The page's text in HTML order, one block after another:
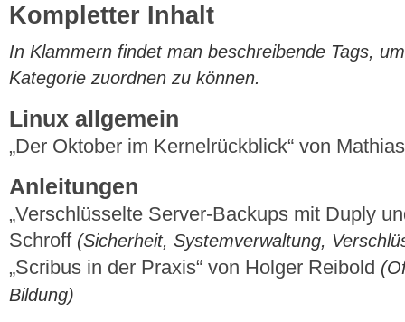
Kompletter Inhalt
In Klammern findet man beschreibende Tags,
Kategorie zuordnen zu können.
Linux allgemein
„Der Oktober im Kernelrückblick“ von
Anleitungen
„Verschlüsselte Server-Backups mit Duply
Schroff (Sicherheit, Systemverwaltung,
„Scribus in der Praxis“ von Holger Reibold
Bildung)